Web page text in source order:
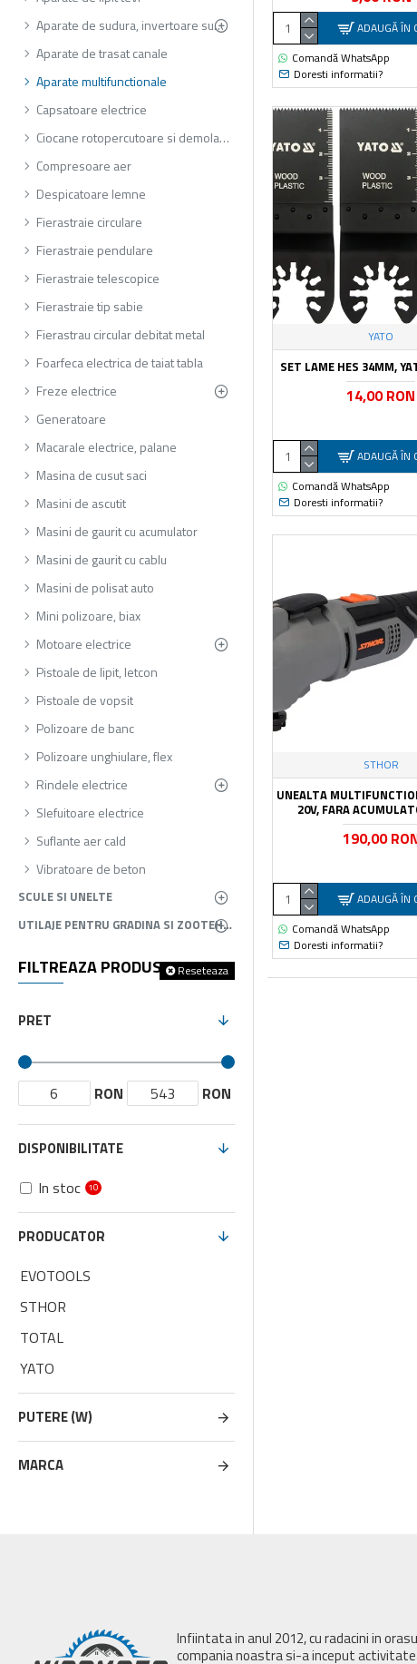
Aparate de sudura, invertoare sudura
Aparate de trasat canale
Aparate multifunctionale
Capsatoare electrice
Ciocane rotopercutoare si demolatoare
Compresoare aer
Despicatoare lemne
Fierastraie circulare
Fierastraie pendulare
Fierastraie telescopice
Fierastraie tip sabie
Fierastrau circular debitat metal
Foarfeca electrica de taiat tabla
Freze electrice
Generatoare
Macarale electrice, palane
Masina de cusut saci
Masini de ascutit
Masini de gaurit cu acumulator
Masini de gaurit cu cablu
Masini de polisat auto
Mini polizoare, biax
Motoare electrice
Pistoale de lipit, letcon
Pistoale de vopsit
Polizoare de banc
Polizoare unghiulare, flex
Rindele electrice
Slefuitoare electrice
Suflante aer cald
Vibratoare de beton
SCULE SI UNELTE
UTILAJE PENTRU GRADINA SI ZOOTEHNIE
FILTREAZA PRODUSELEReseteaza
PRET
RON RON
PRODUCATOR
EVOTOOLS
STHOR
TOTAL
YATO
PUTERE (W)
MARCA
DISPONIBILITATE
In stoc 10
ADAUGĂ ÎN
Comandă WhatsApp
Doresti informatii?
YATO
SET LAME HES 34MM,
14,00 RON
ADAUGĂ ÎN
Comandă WhatsApp
Doresti informatii?
STHOR
UNEALTA
20V, FARA
190,00
ADAUGĂ ÎN
Comandă WhatsApp
Doresti informatii?
Infiintata in anul 2012, cu radacini in
compania noastra si-a inceput